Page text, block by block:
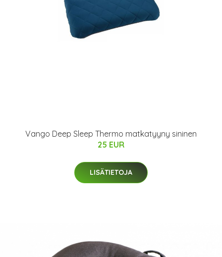
Vango Deep Sleep Thermo matkatyyny sininen
25 EUR
LISÄTIETOJA